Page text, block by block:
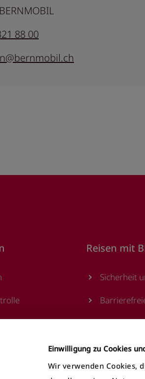
Einwilligung zu Cookies
Wir verwenden Cookies,
88 00
Reisen mit
Sicherheit
Parkkarte